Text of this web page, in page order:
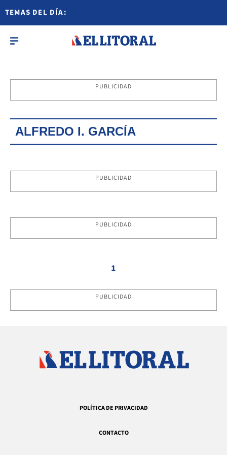
TEMAS DEL DÍA:
PUBLICIDAD
ALFREDO I. GARCÍA
PUBLICIDAD
PUBLICIDAD
1
PUBLICIDAD
POLÍTICA DE PRIVACIDAD
CONTACTO